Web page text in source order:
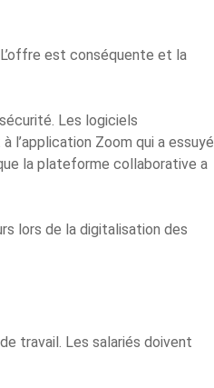
est conséquente et la
Les logiciels
Zoom qui a essuyé
la plateforme collaborative a
lors de la digitalisation des
travail. Les salariés doivent